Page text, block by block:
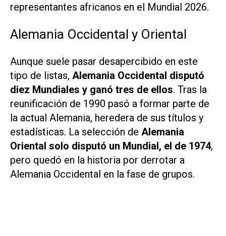
representantes africanos en el Mundial 2026.
Alemania Occidental y Oriental
Aunque suele pasar desapercibido en este
tipo de listas, Alemania Occidental disputó
diez Mundiales y ganó tres de ellos. Tras la
reunificación de 1990 pasó a formar parte de
la actual Alemania, heredera de sus títulos y
estadísticas. La selección de Alemania
Oriental solo disputó un Mundial, el de 1974,
pero quedó en la historia por derrotar a
Alemania Occidental en la fase de grupos.